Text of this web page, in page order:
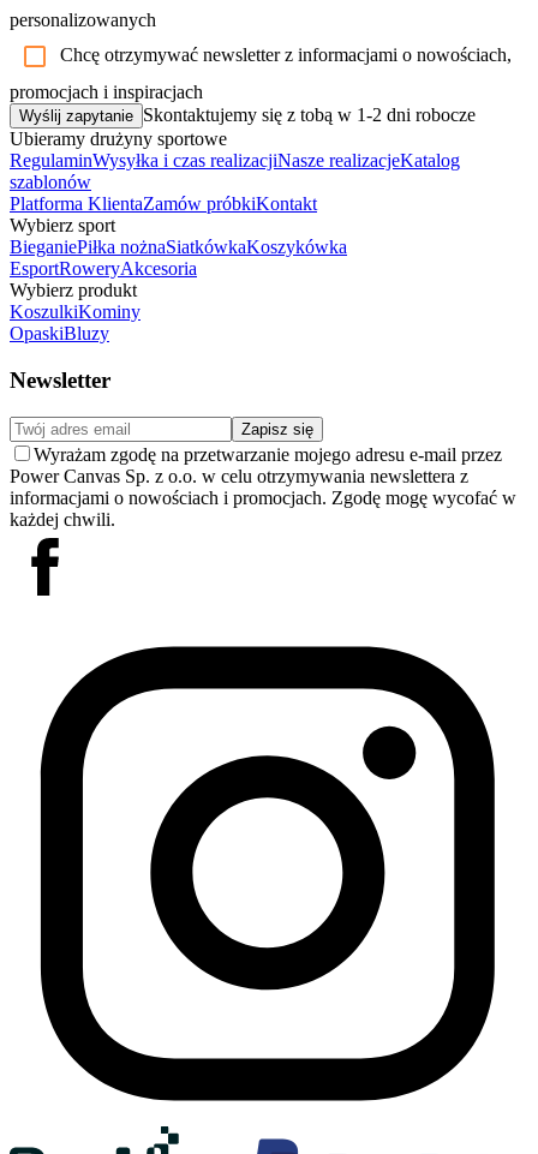
personalizowanych
Chcę otrzymywać newsletter z informacjami o nowościach,
promocjach i inspiracjach
Wyślij zapytanie Skontaktujemy się z tobą w 1-2 dni robocze
Ubieramy drużyny sportowe
RegulaminWysyłka i czas realizacjiNasze realizacjeKatalog
szablonów
Platforma KlientaZamów próbkiKontakt
Wybierz sport
BieganiePiłka nożnaSiatkówkaKoszykówka
EsportRoweryAkcesoria
Wybierz produkt
KoszulkiKominy
OpaskiBluzy
Newsletter
Zapisz się
Wyrażam zgodę na przetwarzanie mojego adresu e-mail przez
Power Canvas Sp. z o.o. w celu otrzymywania newslettera z
informacjami o nowościach i promocjach. Zgodę mogę wycofać w
każdej chwili.